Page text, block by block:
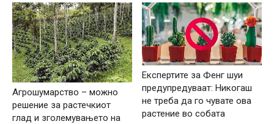
Агрошумарство – можно
решение за растечкиот
глад и зголемувањето на
Експертите за Фенг шуи
предупредуваат: Никогаш
не треба да го чувате ова
растение во собата